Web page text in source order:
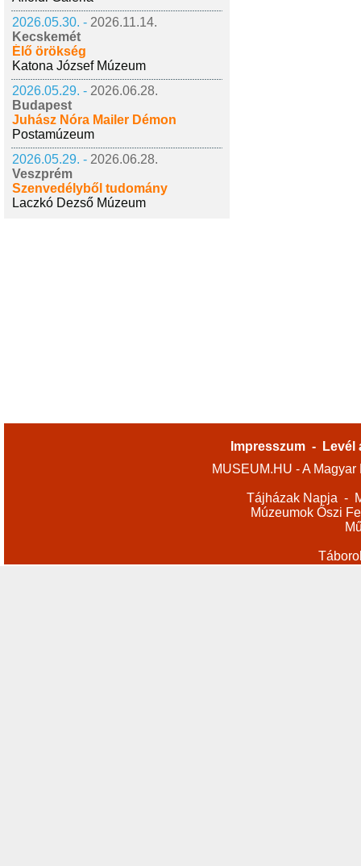
2026.05.30. - 2026.11.14.
Kecskemét
Élő örökség
Katona József Múzeum
2026.05.29. - 2026.06.28.
Budapest
Juhász Nóra Mailer Démon
Postamúzeum
2026.05.29. - 2026.06.28.
Veszprém
Szenvedélyből tudomány
Laczkó Dezső Múzeum
Impresszum -
Levél
MUSEUM.HU - A
Tájházak Napja -
Múzeumok Őszi